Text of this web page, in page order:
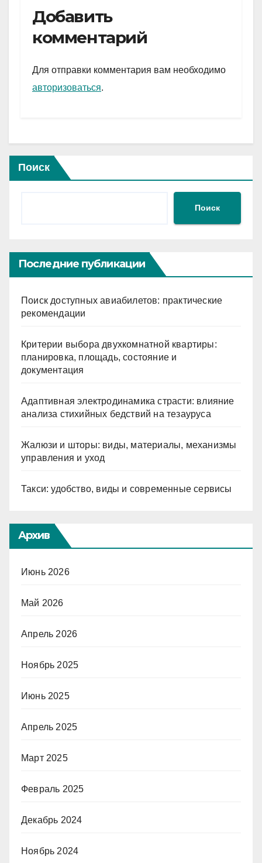
e
gr
a
m
er
s
A
p
и
Добавить
комментарий
Для отправки комментария вам необходимо
авторизоваться.
Поиск
Поиск
Последние публикации
Поиск доступных авиабилетов: практические
рекомендации
Критерии выбора двухкомнатной квартиры:
планировка, площадь, состояние и
документация
Адаптивная электродинамика страсти: влияние
анализа стихийных бедствий на тезауруса
Жалюзи и шторы: виды, материалы, механизмы
управления и уход
Такси: удобство, виды и современные сервисы
Архив
Июнь 2026
Май 2026
Апрель 2026
Ноябрь 2025
Июнь 2025
Апрель 2025
Март 2025
Февраль 2025
Декабрь 2024
Ноябрь 2024